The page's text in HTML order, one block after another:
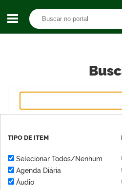
TIPO DE ITEM
Selecionar Todos/Nenhum
Agenda Diária
Áudio